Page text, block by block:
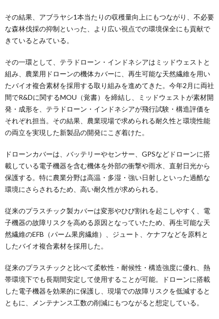
その結果、アブラヤシ1本当たりの収穫量向上にもつながり、不必要
な森林伐採の抑制といった、より広い視点での環境保全にも貢献で
きているとみている。
その一環として、テラドローン・インドネシアはミッドウェストと
組み、農業用ドローンの機体カバーに、再生可能な天然繊維を用い
たバイオ複合素材を採用する取り組みを進めてきた。今年2月に両社
間でR&Dに関するMOU（覚書）を締結し、ミッドウェストが素材開
発・成形を、テラドローン・インドネシアが飛行試験・構造評価を
それぞれ担当。その結果、農業現場で求められる耐久性と環境性能
の両立を実現した新製品の開発にこぎ着けた。
ドローンカバーは、バッテリーやセンサー、GPSなどドローンに搭
載している電子機器を含む機体を外部の衝撃や雨水、直射日光から
保護する。特に農業分野は高温・多湿・強い日射しといった過酷な
環境にさらされるため、高い耐久性が求められる。
従来のプラスチック製カバーは変形やひび割れを起こしやすく、電
子機器の故障リスクを高める原因となっていたため、再生可能な天
然繊維のEFB（パーム果房繊維）、ジュート、ケナフなどを原料と
したバイオ複合素材を採用した。
従来のプラスチックと比べて柔軟性・耐候性・構造強度に優れ、熱
帯環境下でも長期間安定して使用することが可能。ドローンに搭載
した電子機器を効果的に保護し、現場での故障リスクを低減すると
ともに、メンテナンス工数の削減にもつながると想定している。